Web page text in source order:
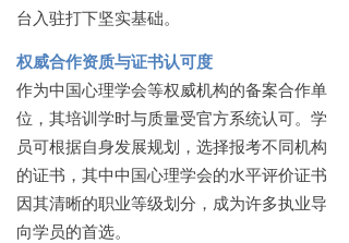
台入驻打下坚实基础。
权威合作资质与证书认可度
作为中国心理学会等权威机构的备案合作单
位，其培训学时与质量受官方系统认可。学
员可根据自身发展规划，选择报考不同机构
的证书，其中中国心理学会的水平评价证书
因其清晰的职业等级划分，成为许多执业导
向学员的首选。